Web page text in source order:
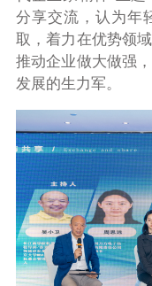
分享交流，认为年
取，着力在优势领
推动企业做大做强
发展的生力军。